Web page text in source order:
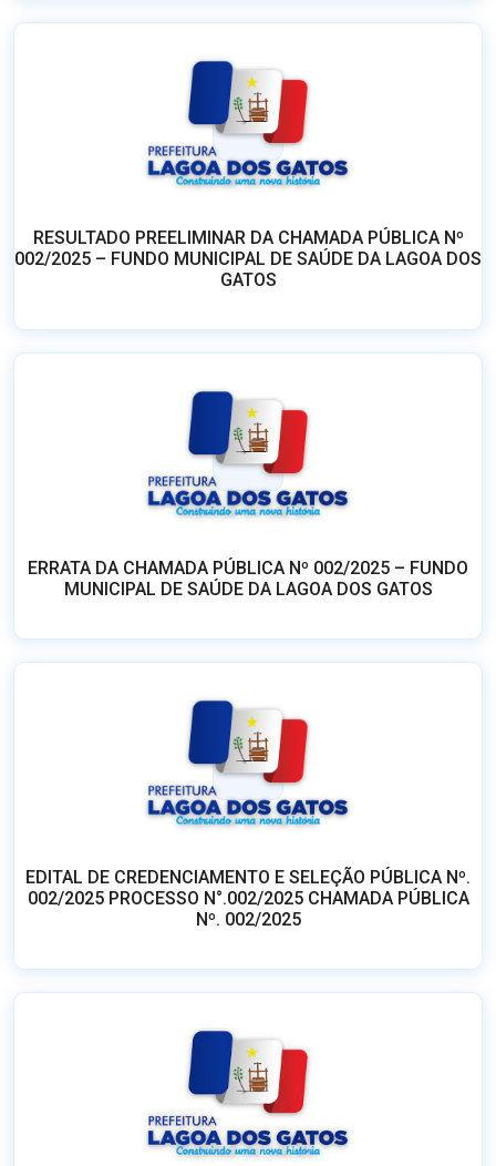
RESULTADO PREELIMINAR DA CHAMADA PÚBLICA Nº
002/2025 – FUNDO MUNICIPAL DE SAÚDE DA LAGOA DOS
GATOS
ERRATA DA CHAMADA PÚBLICA Nº 002/2025 – FUNDO
MUNICIPAL DE SAÚDE DA LAGOA DOS GATOS
EDITAL DE CREDENCIAMENTO E SELEÇÃO PÚBLICA Nº.
002/2025 PROCESSO N°.002/2025 CHAMADA PÚBLICA
Nº. 002/2025
ATA DA AUDIÊNCIA PÚBLICA - 1º QUADRIMESTRE 2024.